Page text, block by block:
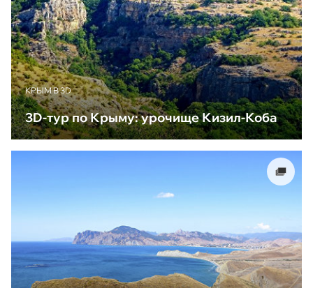
КРЫМ В 3D
3D-тур по Крыму: урочище Кизил-Коба